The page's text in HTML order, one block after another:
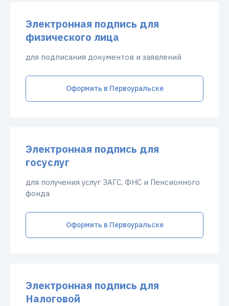
Электронная подпись для
физического лица
для подписания документов и заявлений
Оформить в Первоуральске
Электронная подпись для
госуслуг
для получения услуг ЗАГС, ФНС и Пенсионного
фонда
Оформить в Первоуральске
Электронная подпись для
Налоговой